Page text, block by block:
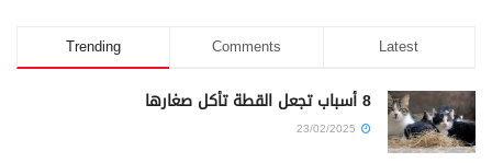
Trending Comments Latest
8 أسباب تجعل القطة تأكل صغارها